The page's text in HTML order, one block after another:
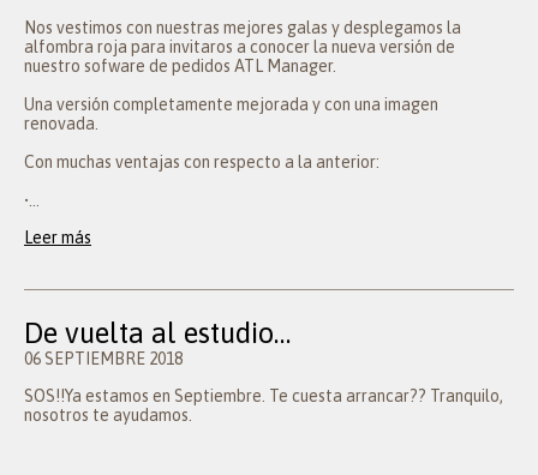
Nos vestimos con nuestras mejores galas y desplegamos la
alfombra roja para invitaros a conocer la nueva versión de
nuestro sofware de pedidos ATL Manager.
Una versión completamente mejorada y con una imagen
renovada.
Con muchas ventajas con respecto a la anterior:
•...
Leer más
De vuelta al estudio…
06 SEPTIEMBRE 2018
SOS!!Ya estamos en Septiembre. Te cuesta arrancar?? Tranquilo,
nosotros te ayudamos.